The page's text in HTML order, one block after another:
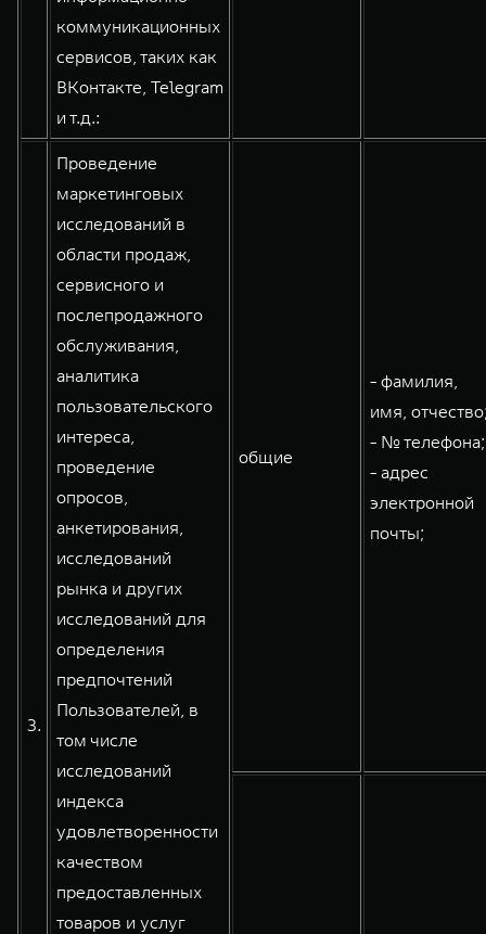
коммуникационных
сервисов, таких как
ВКонтакте, Telegram
и т.д.:
3.
Проведение
маркетинговых
исследований в
области продаж,
сервисного и
послепродажного
обслуживания,
аналитика
пользовательского
интереса,
проведение
опросов,
анкетирования,
исследований
рынка и других
исследований для
определения
предпочтений
Пользователей, в
том числе
исследований
индекса
удовлетворенности
качеством
предоставленных
товаров и услуг
общие
- фамилия,
имя,
- № телефона;
- адрес
электронной
почты;